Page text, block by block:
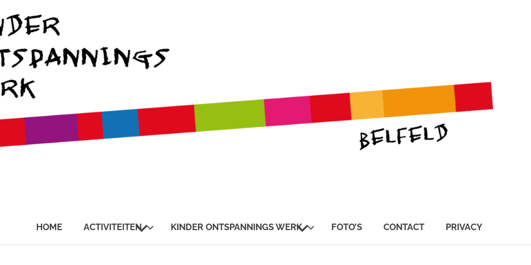
HOME ACTIVITEITEN
SUBMENUKINDER ONTSPANNINGS WERK
SUBMENUFOTO’S CONTACT PRIVACY